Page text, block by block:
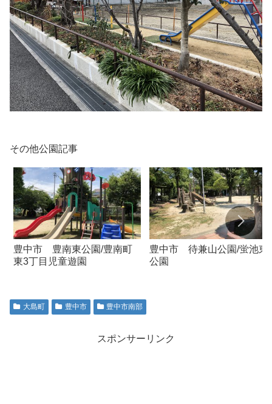
その他公園記事
豊中市 豊南東公園/豊南町
東3丁目児童遊園
豊中市 待兼山公園/蛍池東
公園
大島町 豊中市 豊中市南部
スポンサーリンク